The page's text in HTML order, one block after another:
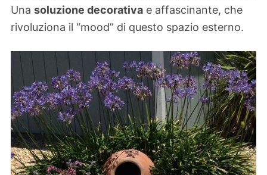
Una soluzione decorativa e affascinante, che
rivoluziona il “mood” di questo spazio esterno.